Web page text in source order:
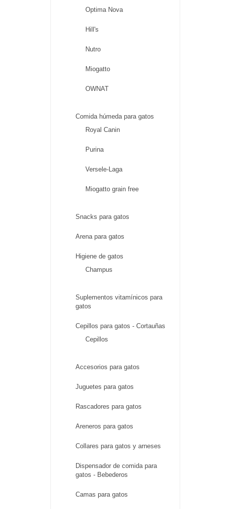
Optima Nova
Hill's
Nutro
Miogatto
OWNAT
Comida húmeda para gatos
Royal Canin
Purina
Versele-Laga
Miogatto grain free
Snacks para gatos
Arena para gatos
Higiene de gatos
Champus
Suplementos vitamínicos para
gatos
Cepillos para gatos - Cortauñas
Cepillos
Accesorios para gatos
Juguetes para gatos
Rascadores para gatos
Areneros para gatos
Collares para gatos y arneses
Dispensador de comida para
gatos - Bebederos
Camas para gatos